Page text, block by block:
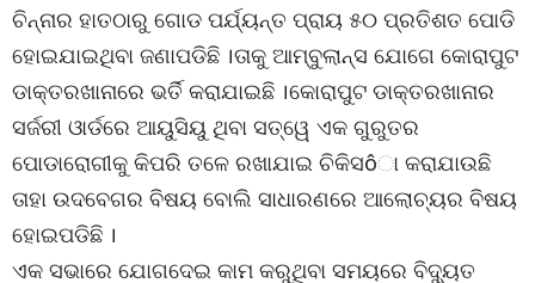
ଚିନ୍ନାର ହାତଠାରୁ ଗୋଡ ପର୍ଯ୍ୟନ୍ତ ପ୍ରାୟ ୫୦ ପ୍ରତିଶତ ପୋଡି
ହୋଇଯାଇଥିବା ଜଣାପଡିଛି ।ତାକୁ ଆମ୍ବୁଲାନ୍ସ ଯୋଗେ କୋରାପୁଟ
ଡାକ୍ତରଖାନାରେ ଭର୍ତି କରାଯାଇଛି ।କୋରାପୁଟ ଡାକ୍ତରଖାନାର
ସର୍ଜରୀ ଓାର୍ଡରେ ଆୟୁସିୟୁ ଥିବା ସତ୍ୱେ ଏକ ଗୁରୁତର
ପୋଡାରୋଗୀକୁ କିପରି ତଳେ ରଖାଯାଇ ଚିକିସôା କରାଯାଉଛି
ତାହା ଉଦବେଗର ବିଷୟ ବୋଲି ସାଧାରଣରେ ଆଲୋଚ୍ୟର ବିଷୟ
ହୋଇପଡିଛି ।
ଏକ ସଭାରେ ଯୋଗଦେଇ କାମ କରୁଥିବା ସମୟରେ ବିଦ୍ୟୁତ